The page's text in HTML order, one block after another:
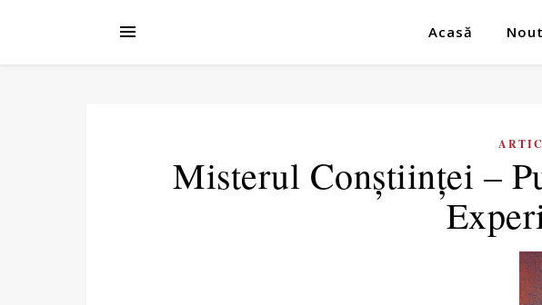
Acasă
Misterul Conștiinței –